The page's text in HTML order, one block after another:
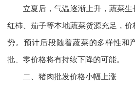
立夏后，气温逐渐上升，蔬菜
红柿、茄子等本地蔬菜货源充足，
势。预计后段随着蔬菜的多样性和
批、零价格将有持续下降的可能。
二、猪肉批发价格小幅上涨